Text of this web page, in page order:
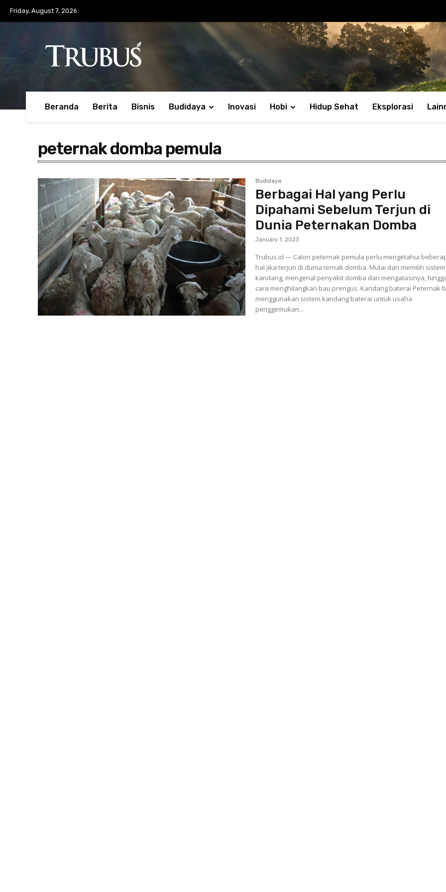
Friday, August 7, 2026
Beranda Berita Bisnis Budidaya Inovasi Hobi Hidup Sehat Eksplorasi
peternak domba pemula
Budidaya
Berbagai Hal yang Perlu
Dipahami Sebelum Terjun di
Dunia Peternakan Domba
January 1, 2023
Trubus.id — Calon peternak pemula perlu mengetahui
hal jika terjun di dunia ternak domba. Mulai dari memilih sistem
kandang, mengenal penyakit domba dan mengatasinya,
cara menghilangkan bau prengus. Kandang baterai Peternak biasa
menggunakan sistem kandang baterai untuk usaha
penggemukan...